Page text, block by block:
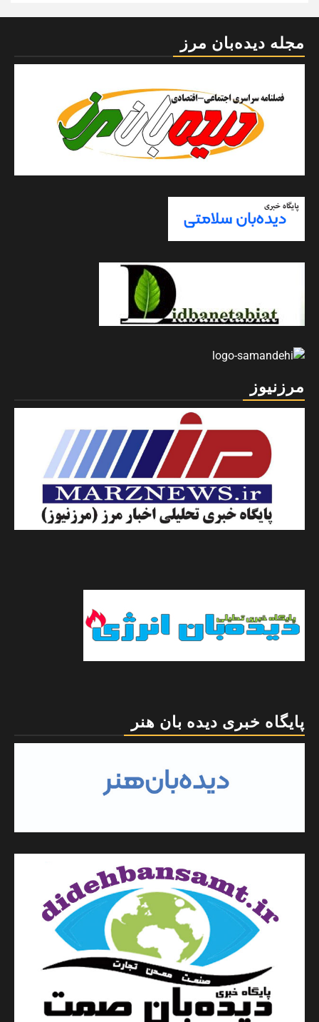
مجله دیده‌بان مرز
مرزنیوز
پایگاه خبری دیده بان هنر